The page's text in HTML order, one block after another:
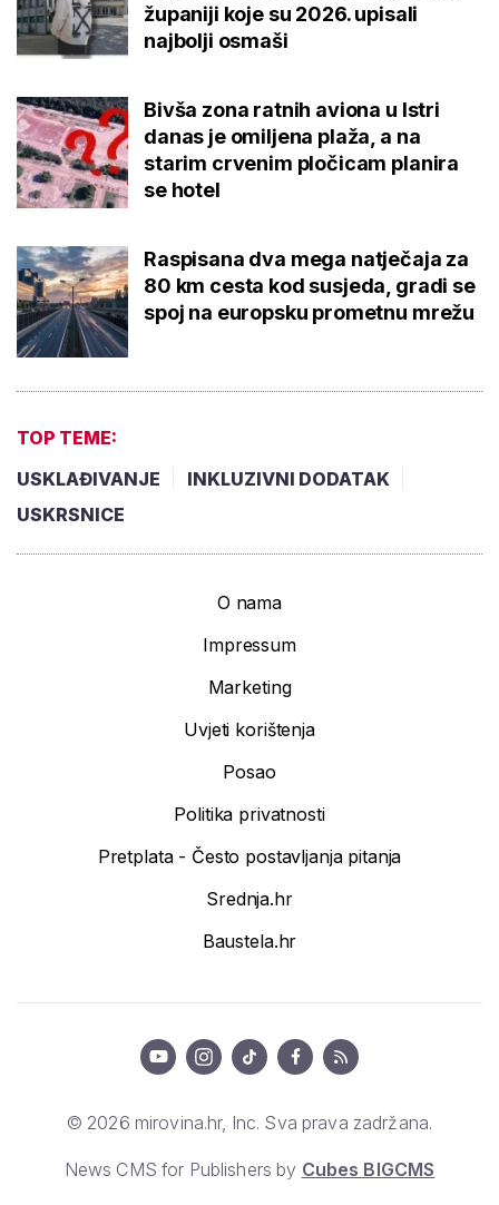
županiji koje su 2026. upisali
najbolji osmaši
Bivša zona ratnih aviona u Istri
danas je omiljena plaža, a na
starim crvenim pločicam planira
se hotel
Raspisana dva mega natječaja za
80 km cesta kod susjeda, gradi se
spoj na europsku prometnu mrežu
TOP TEME:
USKLAĐIVANJE
INKLUZIVNI DODATAK
USKRSNICE
O nama
Impressum
Marketing
Uvjeti korištenja
Posao
Politika privatnosti
Pretplata - Često postavljanja pitanja
Srednja.hr
Baustela.hr
© 2026 mirovina.hr, Inc. Sva prava zadržana.
News CMS for Publishers by Cubes BIGCMS